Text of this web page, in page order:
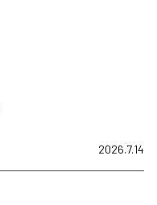
2026.7.14